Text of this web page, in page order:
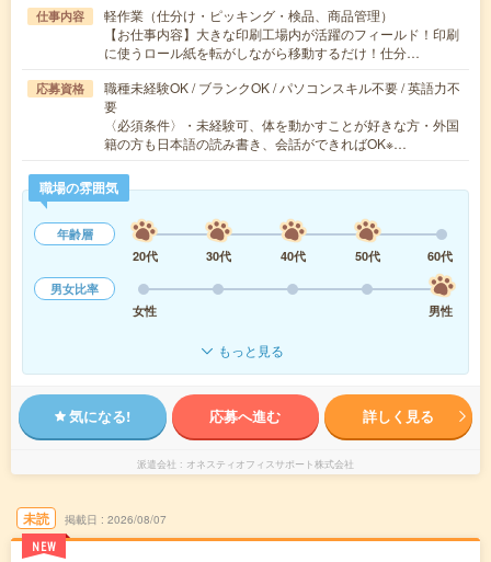
仕事内容
軽作業（仕分け・ピッキング・検品、商品管理）
【お仕事内容】大きな印刷工場内が活躍のフィールド！印刷
に使うロール紙を転がしながら移動するだけ！仕分…
応募資格
職種未経験OK / ブランクOK / パソコンスキル不要 / 英語力不
要
〈必須条件〉・未経験可、体を動かすことが好きな方・外国
籍の方も日本語の読み書き、会話ができればOK※…
職場の雰囲気
年齢層
20代
30代 40代 50代
60代
男女比率
女性
男性
もっと見る
気になる! 応募へ進む 詳しく見る
派遣会社 オネスティオフィスサポート株式会社
未読
NEW
掲載日 2026/08/07